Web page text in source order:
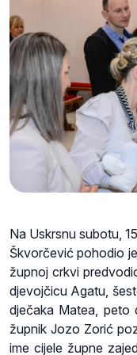
Na Uskrsnu subotu,
Škvorčević pohodio
župnoj crkvi
djevojčicu Agatu,
dječaka Matea, peto
župnik Jozo Zorić
ime cijele župne